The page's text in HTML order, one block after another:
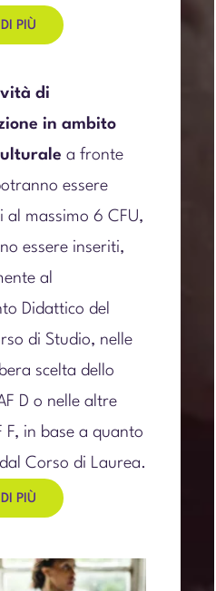
PIÙ
di
in ambito
a fronte
essere
al massimo 6 CFU,
essere inseriti,
al
Didattico del
di Studio, nelle
scelta dello
D o nelle altre
F, in base a quanto
Corso di Laurea.
PIÙ